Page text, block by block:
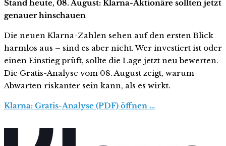
Stand heute, 08. August: Klarna-Aktionäre sollten jetzt
genauer hinschauen
Die neuen Klarna-Zahlen sehen auf den ersten Blick
harmlos aus – sind es aber nicht. Wer investiert ist oder
einen Einstieg prüft, sollte die Lage jetzt neu bewerten.
Die Gratis-Analyse vom 08. August zeigt, warum
Abwarten riskanter sein kann, als es wirkt.
Klarna: Gratis-Analyse (PDF) öffnen …